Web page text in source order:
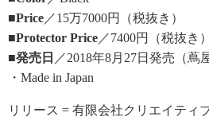
■Price ／15万7000円（税抜き）
■Protector Price ／7400円（税抜き
■発売日 ／2018年8月27日発売（
・Made in Japan
リリース = 有限会社クリエイティ